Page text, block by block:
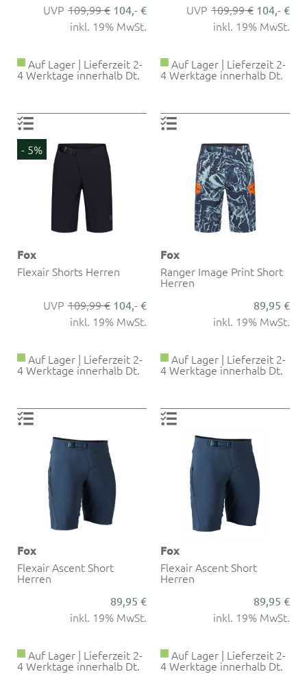
109,99 € 104,- €
inkl. 19% MwSt.
Auf Lager | Lieferzeit 2-
4 Werktage innerhalb Dt.
109,99 € 104,- €
inkl. 19% MwSt.
Auf Lager | Lieferzeit 2-
4 Werktage innerhalb Dt.
- 5%
Fox
Flexair Shorts Herren
109,99 € 104,- €
inkl. 19% MwSt.
Auf Lager | Lieferzeit 2-
4 Werktage innerhalb Dt.
Fox
Ranger Image Print Short
Herren
89,95 €
inkl. 19% MwSt.
Auf Lager | Lieferzeit 2-
4 Werktage innerhalb Dt.
Fox
Flexair Ascent Short
Herren
89,95 €
inkl. 19% MwSt.
Auf Lager | Lieferzeit 2-
4 Werktage innerhalb Dt.
Fox
Flexair Ascent Short
Herren
89,95 €
inkl. 19% MwSt.
Auf Lager | Lieferzeit 2-
4 Werktage innerhalb Dt.